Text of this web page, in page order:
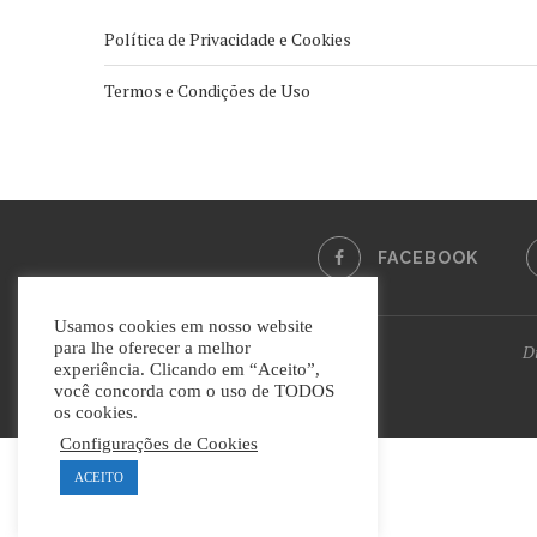
Política de Privacidade e Cookies
Termos e Condições de Uso
FACEBOOK
Usamos cookies em nosso website
para lhe oferecer a melhor
experiência. Clicando em “Aceito”,
você concorda com o uso de TODOS
os cookies.
Configurações de Cookies
ACEITO